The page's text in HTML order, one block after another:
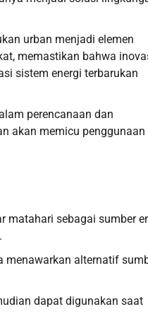
urban menjadi elemen
memastikan bahwa
sistem energi terbarukan
perencanaan dan
akan memicu penggunaan
matahari sebagai sumber
menawarkan alternatif
dapat digunakan saat